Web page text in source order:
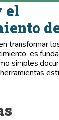
el
transformar
es
simples